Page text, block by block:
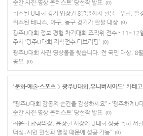
순간 사진·영상 콘테스트’ 당선작 발표
(0)
취소된 U대회 경기 입장권 8월말까지 환불 - 우천, 일
취소된 테니스, 야구, 농구 경기가 환불 대상 (0)
광주U대회 정보 경험 차기대회 조직위 전수 - 11~12
주서 ‘광주U대회 지식전수 디브리핑’ (0)
광주U대회 사진·영상물을 찾습니다. 전 국민 대상, 8
공모
(0)
'문화·예술·스포츠 > 광주U대회.유니버시아드' 카테
“광주U대회 감동의 순간을 감상하세요” - ‘광주하계U
순간 사진·영상 콘테스트’ 당선작 발표
(0)
최윤희 합참의장, 윤장현 시장에 U대회 성공 축하 서
더십․시민 헌신과 열정 때문에 성공 가능” (0)